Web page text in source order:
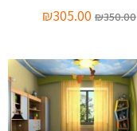
₪350.00
₪305.00